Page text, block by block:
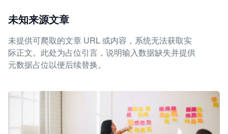
未知来源文章
未提供可爬取的文章 URL 或内容，系统无法获取实
际正文。此处为占位引言，说明输入数据缺失并提供
元数据占位以便后续替换。